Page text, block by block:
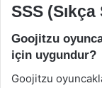
SSS
Goojitzu
için uygundur?
Goojitzu